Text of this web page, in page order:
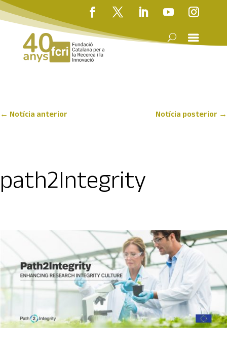
← Notícia anterior Notícia posterior →
path2Integrity